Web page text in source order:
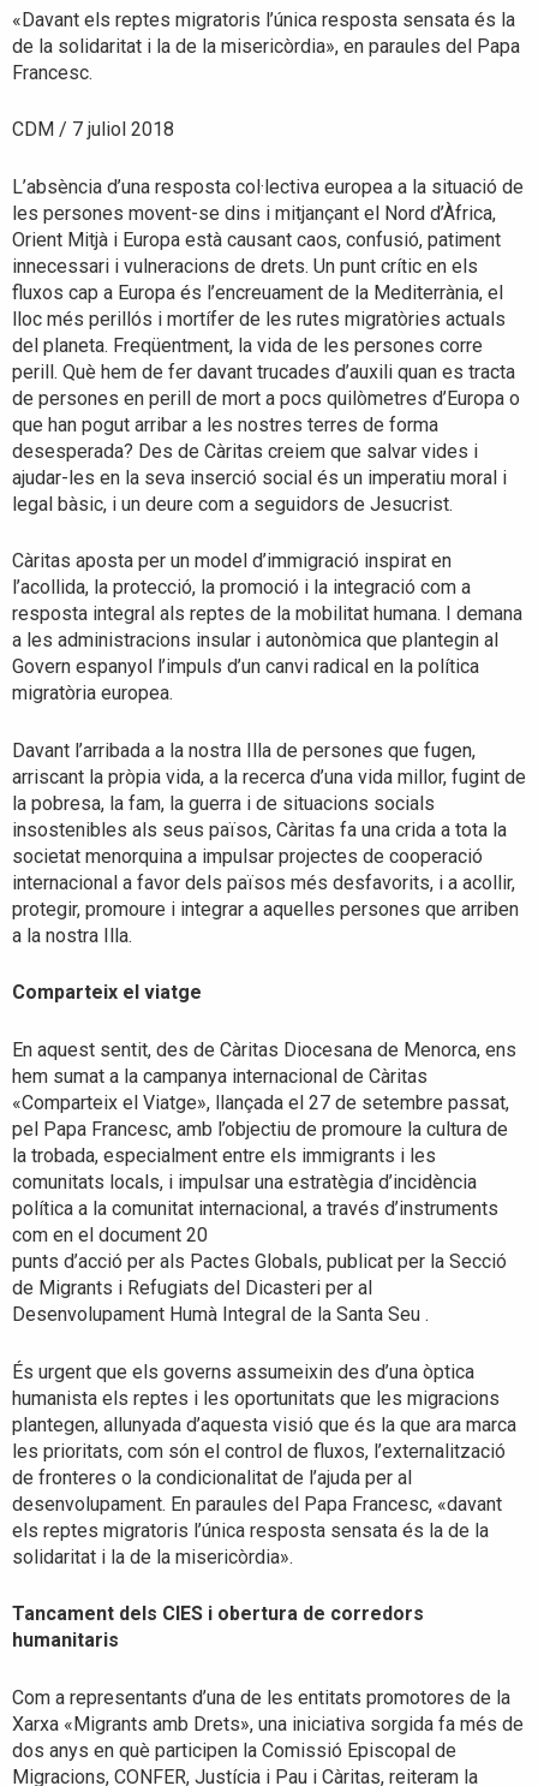
«Davant els reptes migratoris l’única resposta sensata és la
de la solidaritat i la de la misericòrdia», en paraules del Papa
Francesc.
CDM / 7 juliol 2018
L’absència d’una resposta col·lectiva europea a la situació de
les persones movent-se dins i mitjançant el Nord d’Àfrica,
Orient Mitjà i Europa està causant caos, confusió, patiment
innecessari i vulneracions de drets. Un punt crític en els
fluxos cap a Europa és l’encreuament de la Mediterrània, el
lloc més perillós i mortífer de les rutes migratòries actuals
del planeta. Freqüentment, la vida de les persones corre
perill. Què hem de fer davant trucades d’auxili quan es tracta
de persones en perill de mort a pocs quilòmetres d’Europa o
que han pogut arribar a les nostres terres de forma
desesperada? Des de Càritas creiem que salvar vides i
ajudar-les en la seva inserció social és un imperatiu moral i
legal bàsic, i un deure com a seguidors de Jesucrist.
Càritas aposta per un model d’immigració inspirat en
l’acollida, la protecció, la promoció i la integració com a
resposta integral als reptes de la mobilitat humana. I demana
a les administracions insular i autonòmica que plantegin al
Govern espanyol l’impuls d’un canvi radical en la política
migratòria europea.
Davant l’arribada a la nostra Illa de persones que fugen,
arriscant la pròpia vida, a la recerca d’una vida millor, fugint de
la pobresa, la fam, la guerra i de situacions socials
insostenibles als seus països, Càritas fa una crida a tota la
societat menorquina a impulsar projectes de cooperació
internacional a favor dels països més desfavorits, i a acollir,
protegir, promoure i integrar a aquelles persones que arriben
a la nostra Illa.
Comparteix el viatge
En aquest sentit, des de Càritas Diocesana de Menorca, ens
hem sumat a la campanya internacional de Càritas
«Comparteix el Viatge», llançada el 27 de setembre passat,
pel Papa Francesc, amb l’objectiu de promoure la cultura de
la trobada, especialment entre els immigrants i les
comunitats locals, i impulsar una estratègia d’incidència
política a la comunitat internacional, a través d’instruments
com en el document 20
punts d’acció per als Pactes Globals, publicat per la Secció
de Migrants i Refugiats del Dicasteri per al
Desenvolupament Humà Integral de la Santa Seu .
És urgent que els governs assumeixin des d’una òptica
humanista els reptes i les oportunitats que les migracions
plantegen, allunyada d’aquesta visió que és la que ara marca
les prioritats, com són el control de fluxos, l’externalització
de fronteres o la condicionalitat de l’ajuda per al
desenvolupament. En paraules del Papa Francesc, «davant
els reptes migratoris l’única resposta sensata és la de la
solidaritat i la de la misericòrdia».
Tancament dels CIES i obertura de corredors
humanitaris
Com a representants d’una de les entitats promotores de la
Xarxa «Migrants amb Drets», una iniciativa sorgida fa més de
dos anys en què participen la Comissió Episcopal de
Migracions, CONFER, Justícia i Pau i Càritas, reiteram la